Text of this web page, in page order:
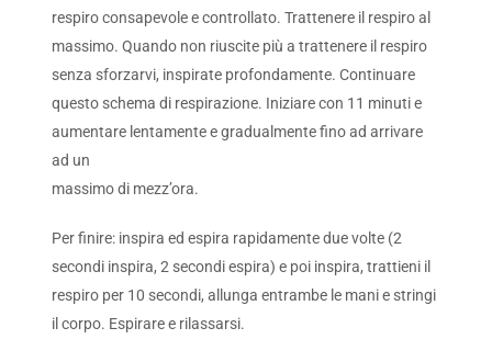
respiro consapevole e controllato. Trattenere il respiro al
massimo. Quando non riuscite più a trattenere il respiro
senza sforzarvi, inspirate profondamente. Continuare
questo schema di respirazione. Iniziare con 11 minuti e
aumentare lentamente e gradualmente fino ad arrivare
ad un
massimo di mezz’ora.
Per finire: inspira ed espira rapidamente due volte (2
secondi inspira, 2 secondi espira) e poi inspira, trattieni il
respiro per 10 secondi, allunga entrambe le mani e stringi
il corpo. Espirare e rilassarsi.